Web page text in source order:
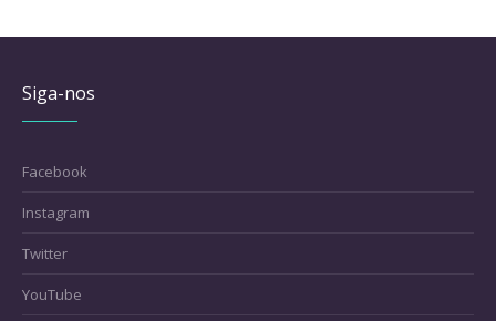
Siga-nos
Facebook
Instagram
Twitter
YouTube